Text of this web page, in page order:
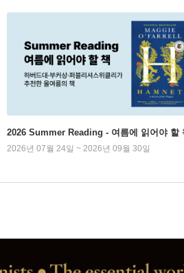
2026 Summer Reading - 여름에 읽어야 할
2026년 07월 24일 ~ 2026년 09월 30일